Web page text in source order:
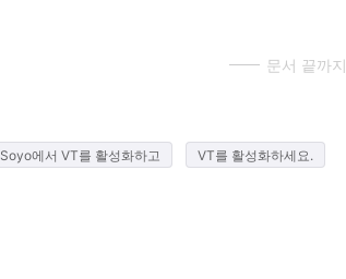
문서 끝까
Soyo에서 VT를 활성화하고 VT를 활성화하세요.